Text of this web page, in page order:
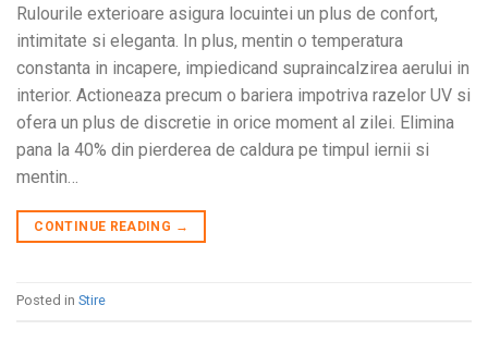
Rulourile exterioare asigura locuintei un plus de confort,
intimitate si eleganta. In plus, mentin o temperatura
constanta in incapere, impiedicand supraincalzirea aerului in
interior. Actioneaza precum o bariera impotriva razelor UV si
ofera un plus de discretie in orice moment al zilei. Elimina
pana la 40% din pierderea de caldura pe timpul iernii si
mentin…
CONTINUE READING →
Posted in Stire